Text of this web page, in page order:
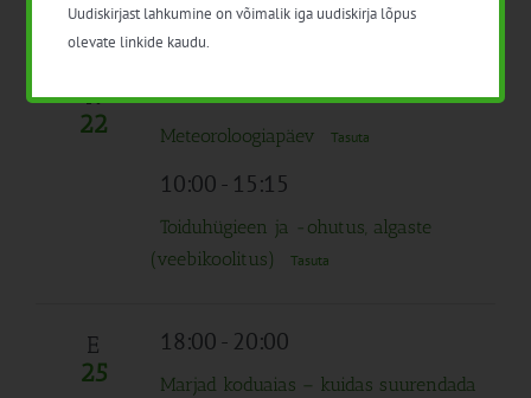
Keskkond kahvlis Tasuta
R
22
10:00-14:30
Meteoroloogiapäev Tasuta
10:00- 15:15
Toiduhügieen ja -ohutus, algaste
(veebikoolitus)
Tasuta
E
25
18:00- 20:00
Marjad koduaias – kuidas suurendada
Uudiskirjast lahkumine on võimalik iga uudiskirja lõpus
olevate linkide kaudu.